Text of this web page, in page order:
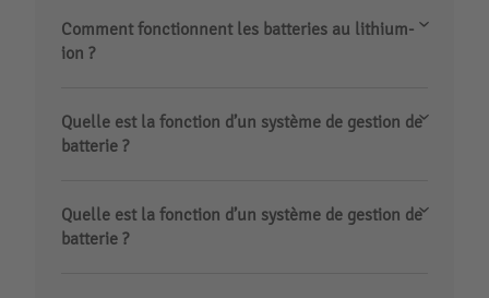
Comment fonctionnent les batteries au lithium-
ion ?
Quelle est la fonction d’un système de gestion de
batterie ?
Quelle est la fonction d’un système de gestion de
batterie ?